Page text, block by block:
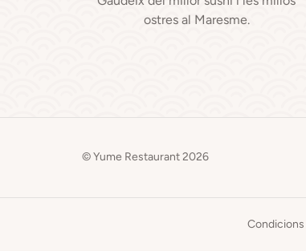
ostres al Maresme.
© Yume Restaurant 2026